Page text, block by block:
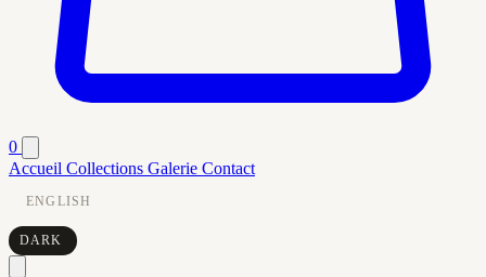
0
Accueil Collections Galerie Contact
ENGLISH
DARK